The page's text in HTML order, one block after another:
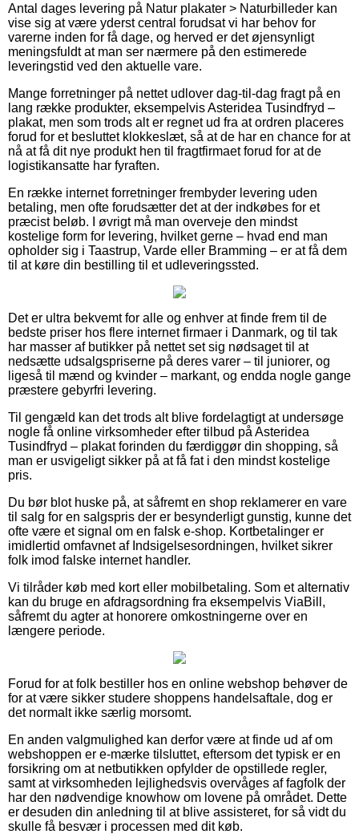
Antal dages levering på Natur plakater > Naturbilleder kan
vise sig at være yderst central forudsat vi har behov for
varerne inden for få dage, og herved er det øjensynligt
meningsfuldt at man ser nærmere på den estimerede
leveringstid ved den aktuelle vare.
Mange forretninger på nettet udlover dag-til-dag fragt på en
lang række produkter, eksempelvis Asteridea Tusindfryd –
plakat, men som trods alt er regnet ud fra at ordren placeres
forud for et besluttet klokkeslæt, så at de har en chance for at
nå at få dit nye produkt hen til fragtfirmaet forud for at de
logistikansatte har fyraften.
En række internet forretninger frembyder levering uden
betaling, men ofte forudsætter det at der indkøbes for et
præcist beløb. I øvrigt må man overveje den mindst
kostelige form for levering, hvilket gerne – hvad end man
opholder sig i Taastrup, Varde eller Bramming – er at få dem
til at køre din bestilling til et udleveringssted.
Det er ultra bekvemt for alle og enhver at finde frem til de
bedste priser hos flere internet firmaer i Danmark, og til tak
har masser af butikker på nettet set sig nødsaget til at
nedsætte udsalgspriserne på deres varer – til juniorer, og
ligeså til mænd og kvinder – markant, og endda nogle gange
præstere gebyrfri levering.
Til gengæld kan det trods alt blive fordelagtigt at undersøge
nogle få online virksomheder efter tilbud på Asteridea
Tusindfryd – plakat forinden du færdiggør din shopping, så
man er usvigeligt sikker på at få fat i den mindst kostelige
pris.
Du bør blot huske på, at såfremt en shop reklamerer en vare
til salg for en salgspris der er besynderligt gunstig, kunne det
ofte være et signal om en falsk e-shop. Kortbetalinger er
imidlertid omfavnet af Indsigelsesordningen, hvilket sikrer
folk imod falske internet handler.
Vi tilråder køb med kort eller mobilbetaling. Som et alternativ
kan du bruge en afdragsordning fra eksempelvis ViaBill,
såfremt du agter at honorere omkostningerne over en
længere periode.
Forud for at folk bestiller hos en online webshop behøver de
for at være sikker studere shoppens handelsaftale, dog er
det normalt ikke særlig morsomt.
En anden valgmulighed kan derfor være at finde ud af om
webshoppen er e-mærke tilsluttet, eftersom det typisk er en
forsikring om at netbutikken opfylder de opstillede regler,
samt at virksomheden lejlighedsvis overvåges af fagfolk der
har den nødvendige knowhow om lovene på området. Dette
er desuden din anledning til at blive assisteret, for så vidt du
skulle få besvær i processen med dit køb.